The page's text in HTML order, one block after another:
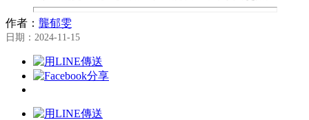
作者： 龔郁雯
日期：2024-11-15